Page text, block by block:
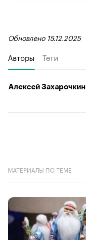
Обновлено 15.12.2025
Авторы Теги
Алексей Захарочкин
МАТЕРИАЛЫ ПО ТЕМЕ